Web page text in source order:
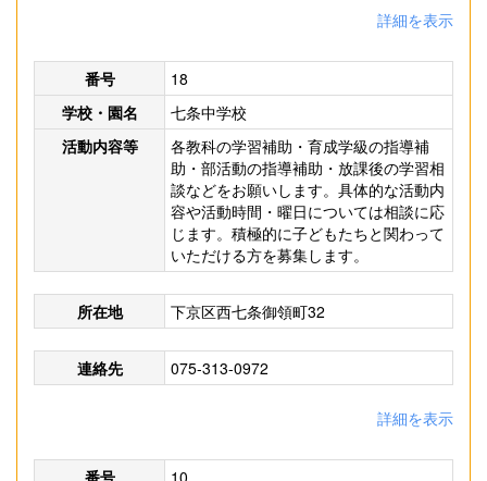
詳細を表示
番号
18
学校・園名
七条中学校
活動内容等
各教科の学習補助・育成学級の指導補
助・部活動の指導補助・放課後の学習相
談などをお願いします。具体的な活動内
容や活動時間・曜日については相談に応
じます。積極的に子どもたちと関わって
いただける方を募集します。
所在地 下京区西七条御領町32
連絡先 075-313-0972
詳細を表示
番号 10